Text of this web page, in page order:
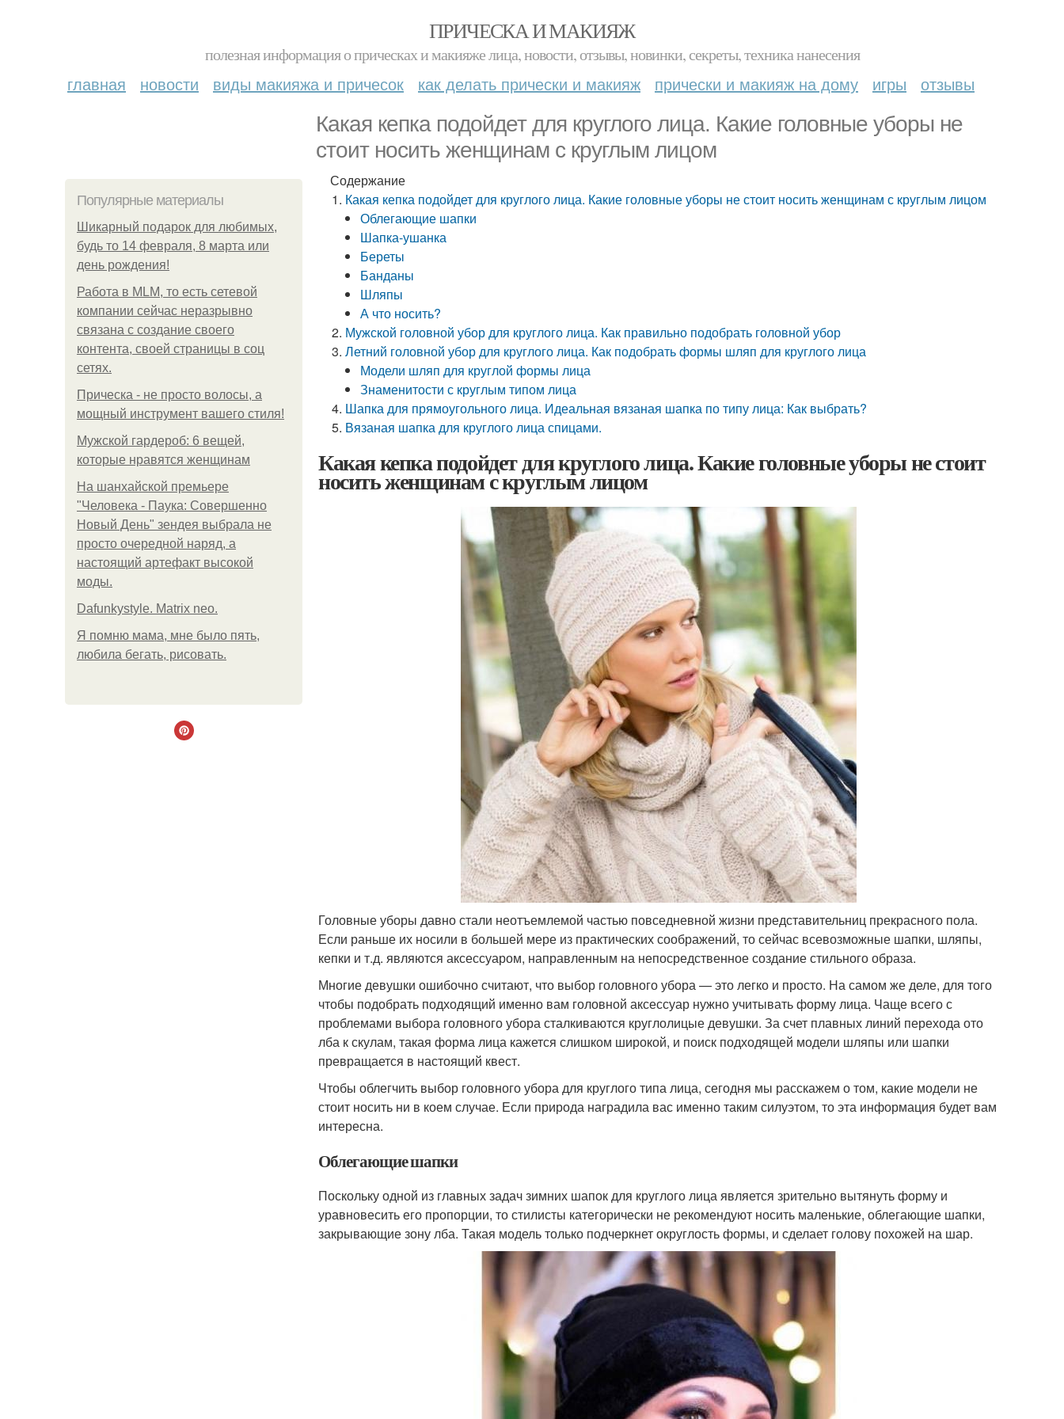
ПРИЧЕСКА И МАКИЯЖ
полезная информация о прическах и макияже лица, новости, отзывы, новинки, секреты, техника нанесения
главная новости виды макияжа и причесок как делать прически и макияж прически и макияж на дому игры отзывы
Какая кепка подойдет для круглого лица. Какие головные уборы не
стоит носить женщинам с круглым лицом
Популярные материалы
Шикарный подарок для любимых,
будь то 14 февраля, 8 марта или
день рождения!
Работа в MLM, то есть сетевой
компании сейчас неразрывно
связана с создание своего
контента, своей страницы в соц
сетях.
Прическа - не просто волосы, а
мощный инструмент вашего стиля!
Мужской гардероб: 6 вещей,
которые нравятся женщинам
На шанхайской премьере
"Человека - Паука: Совершенно
Новый День" зендея выбрала не
просто очередной наряд, а
настоящий артефакт высокой
моды.
Dafunkystyle. Matrix neo.
Я помню мама, мне было пять,
любила бегать, рисовать.
Содержание
Какая кепка подойдет для круглого лица. Какие головные уборы не стоит носить женщинам с круглым лицом
Облегающие шапки
Шапка-ушанка
Береты
Банданы
Шляпы
А что носить?
Мужской головной убор для круглого лица. Как правильно подобрать головной убор
Летний головной убор для круглого лица. Как подобрать формы шляп для круглого лица
Модели шляп для круглой формы лица
Знаменитости с круглым типом лица
Шапка для прямоугольного лица. Идеальная вязаная шапка по типу лица: Как выбрать?
Вязаная шапка для круглого лица спицами.
Какая кепка подойдет для круглого лица. Какие головные уборы не стоит
носить женщинам с круглым лицом
Головные уборы давно стали неотъемлемой частью повседневной жизни представительниц прекрасного пола.
Если раньше их носили в большей мере из практических соображений, то сейчас всевозможные шапки, шляпы,
кепки и т.д. являются аксессуаром, направленным на непосредственное создание стильного образа.
Многие девушки ошибочно считают, что выбор головного убора — это легко и просто. На самом же деле, для того
чтобы подобрать подходящий именно вам головной аксессуар нужно учитывать форму лица. Чаще всего с
проблемами выбора головного убора сталкиваются круглолицые девушки. За счет плавных линий перехода ото
лба к скулам, такая форма лица кажется слишком широкой, и поиск подходящей модели шляпы или шапки
превращается в настоящий квест.
Чтобы облегчить выбор головного убора для круглого типа лица, сегодня мы расскажем о том, какие модели не
стоит носить ни в коем случае. Если природа наградила вас именно таким силуэтом, то эта информация будет вам
интересна.
Облегающие шапки
Поскольку одной из главных задач зимних шапок для круглого лица является зрительно вытянуть форму и
уравновесить его пропорции, то стилисты категорически не рекомендуют носить маленькие, облегающие шапки,
закрывающие зону лба. Такая модель только подчеркнет округлость формы, и сделает голову похожей на шар.